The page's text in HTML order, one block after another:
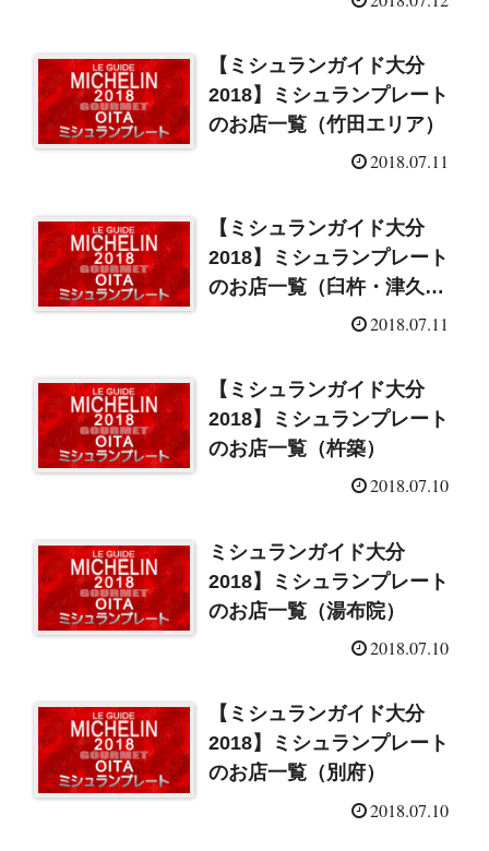
【ミシュランガイド大分
2018】ミシュランプレート
のお店一覧（竹田エリア）
2018.07.11
【ミシュランガイド大分
2018】ミシュランプレート
のお店一覧（臼杵・津久
2018.07.11
【ミシュランガイド大分
2018】ミシュランプレート
のお店一覧（杵築）
2018.07.10
ミシュランガイド大分
2018】ミシュランプレート
のお店一覧（湯布院）
2018.07.10
【ミシュランガイド大分
2018】ミシュランプレート
のお店一覧（別府）
2018.07.10